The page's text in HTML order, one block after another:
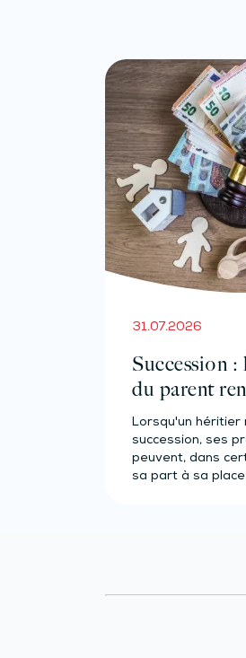
31.07.2026
Succession
du parent
comptent-
Lorsqu'un héritier
succession, ses
peuvent, dans
sa part à sa place